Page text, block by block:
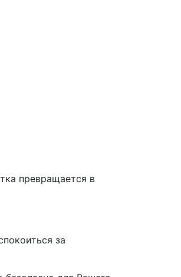
превращается в
за